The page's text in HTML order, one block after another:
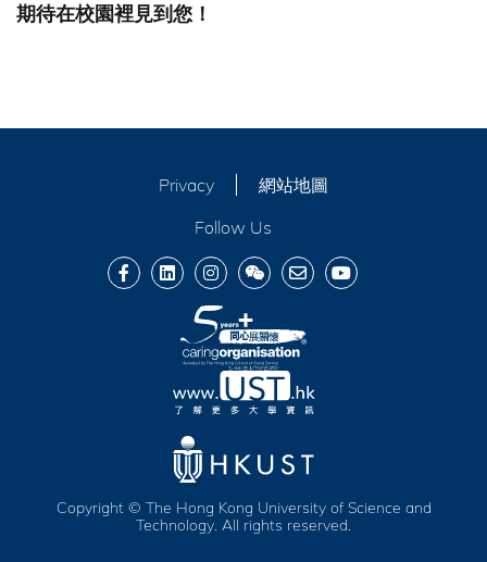
期待在校園裡見到您！
Privacy
網站地圖
Follow Us
Copyright © The Hong Kong University of Science and
Technology. All rights reserved.